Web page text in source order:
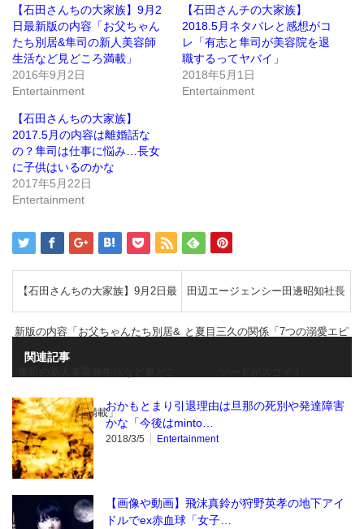
(新
し
い
ウ
ィ
ン
ド
ウ
で
開
ま
す)
ッ
ク
し
て
く
だ
さ
い
(新
し
ウ
ィ
ン
ド
ウ
で
開
き
ま
す)
【石田さんちの大家族】9月2
日最新版の内容「お父ちゃん
たち別居&隼司の新人美容師
生活など見どころ満載」
2016年9月2日
Entertainment
【石田さんチの大家族】
2018.5月ネタバレと感想がコ
レ「有志と隼司が美容院を退
職するってヤバイ」
2018年5月1日
Entertainment
【石田さんちの大家族】
2017.5月の内容は離婚話な
の？隼司は仕事に悩み…長女
に子供はいるのかな
2017年5月22日
Entertainment
【石田さんちの大家族】9月2日最
新版の内容「お父ちゃんたち別居&
ろ満載」
田辺エージェンシー田邊昭知社長
と夏目三久の関係「7つの溺愛エピ
関連記事
おかもとまり引退理由は旦那の死別や発達障害
かな「今後はminto…
2018/3/5 Entertainment
【画像や動画】飛沫真鈴が狩野英孝の地下アイ
ドルでex赤血球「女子…